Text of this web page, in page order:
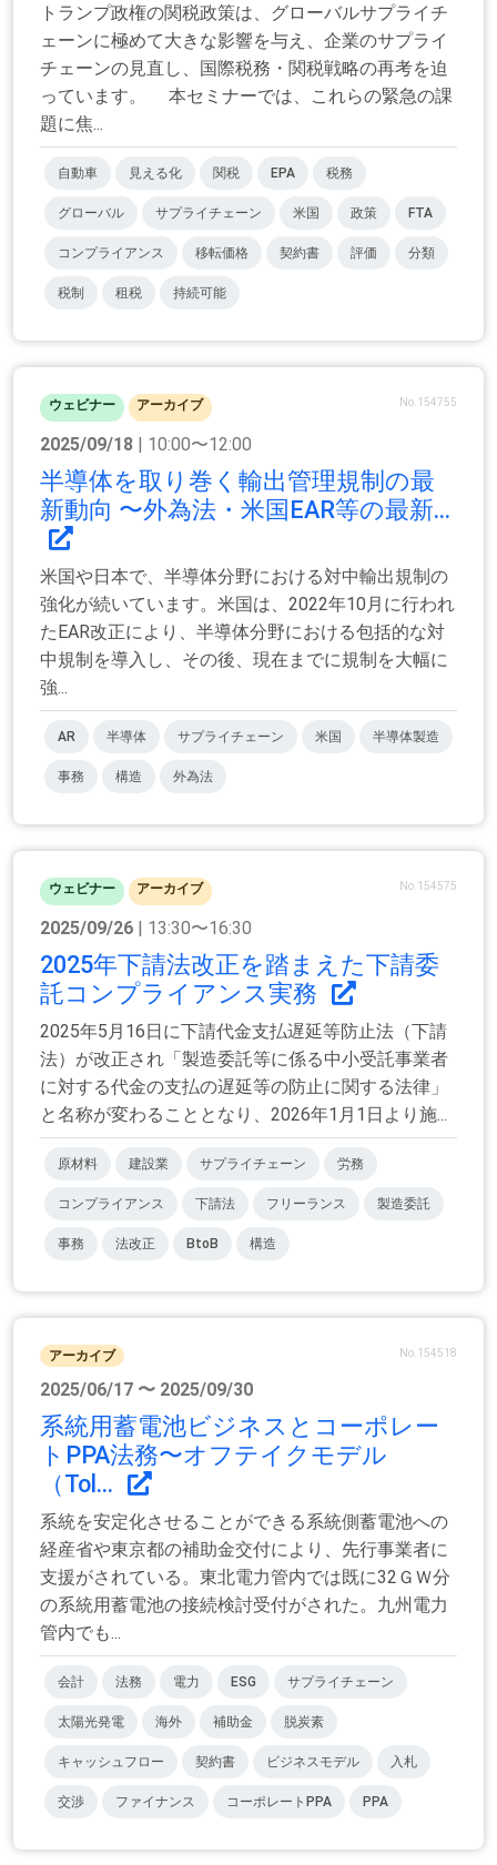
トランプ政権の関税政策は、グローバルサプライチ
ェーンに極めて大きな影響を与え、企業のサプライ
チェーンの見直し、国際税務・関税戦略の再考を迫
っています。 本セミナーでは、これらの緊急の課
題に焦...
自動車 見える化 関税 EPA 税務
グローバル サプライチェーン 米国 政策 FTA
コンプライアンス 移転価格 契約書 評価 分類
税制 租税 持続可能
ウェビナー アーカイブ No.154755
2025/09/18 | 10:00〜12:00
半導体を取り巻く輸出管理規制の最
新動向 〜外為法・米国EAR等の最新...
米国や日本で、半導体分野における対中輸出規制の
強化が続いています。米国は、2022年10月に行われ
たEAR改正により、半導体分野における包括的な対
中規制を導入し、その後、現在までに規制を大幅に
強...
AR 半導体 サプライチェーン 米国 半導体製造
事務 構造 外為法
ウェビナー アーカイブ No.154575
2025/09/26 | 13:30〜16:30
2025年下請法改正を踏まえた下請委
託コンプライアンス実務
2025年5月16日に下請代金支払遅延等防止法（下請
法）が改正され「製造委託等に係る中小受託事業者
に対する代金の支払の遅延等の防止に関する法律」
と名称が変わることとなり、2026年1月1日より施...
原材料 建設業 サプライチェーン 労務
コンプライアンス 下請法 フリーランス 製造委託
事務 法改正 BtoB 構造
アーカイブ No.154518
2025/06/17 〜 2025/09/30
系統用蓄電池ビジネスとコーポレー
トPPA法務〜オフテイクモデル
（Tol...
系統を安定化させることができる系統側蓄電池への
経産省や東京都の補助金交付により、先行事業者に
支援がされている。東北電力管内では既に32ＧＷ分
の系統用蓄電池の接続検討受付がされた。九州電力
管内でも...
会計 法務 電力 ESG サプライチェーン
太陽光発電 海外 補助金 脱炭素
キャッシュフロー 契約書 ビジネスモデル 入札
交渉 ファイナンス コーポレートPPA PPA